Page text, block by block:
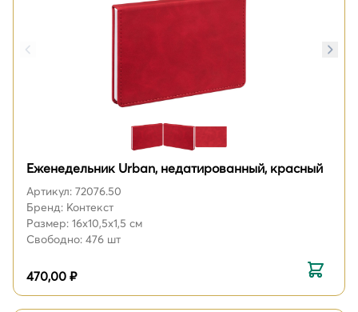
Еженедельник Urban, недатированный, красный
Артикул: 72076.50
Бренд: Контекст
Размер: 16х10,5х1,5 см
Свободно: 476 шт
470,00 ₽